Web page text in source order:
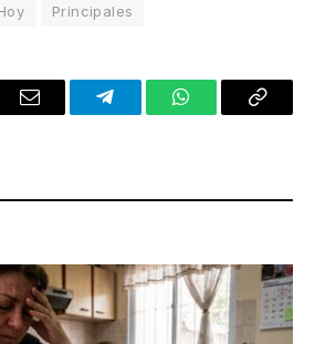
Principales
Email TelegramWhatsAppCopy